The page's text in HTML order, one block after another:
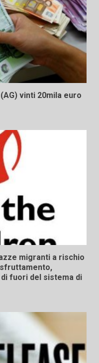
vinti 20mila euro
migranti a rischio
fuori del sistema di